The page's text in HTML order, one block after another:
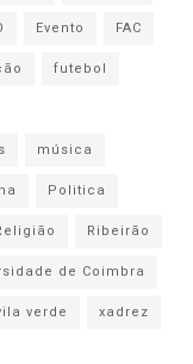
Evento
FAC
futebol
música
Politica
Ribeirão
de Coimbra
verde xadrez